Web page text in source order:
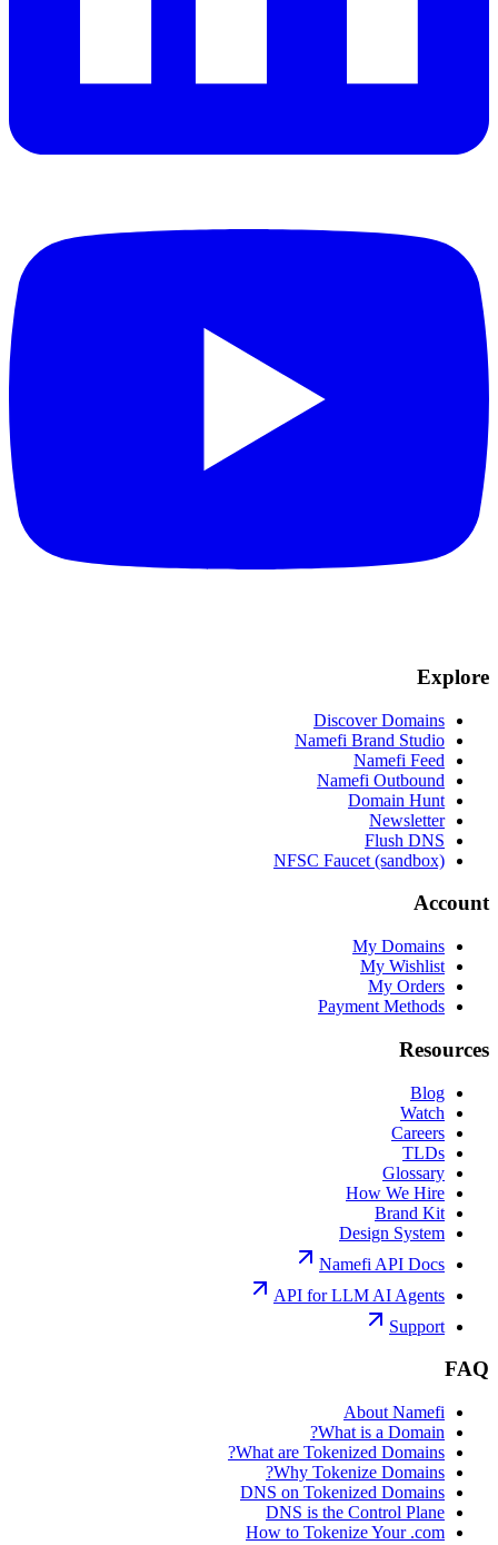
Explore
Discover Domains
Namefi Brand Studio
Namefi Feed
Namefi Outbound
Domain Hunt
Newsletter
Flush DNS
NFSC Faucet (sandbox)
Account
My Domains
My Wishlist
My Orders
Payment Methods
Resources
Blog
Watch
Careers
TLDs
Glossary
How We Hire
Brand Kit
Design System
Namefi API Docs
API for LLM AI Agents
Support
FAQ
About Namefi
What is a Domain?
What are Tokenized Domains?
Why Tokenize Domains?
DNS on Tokenized Domains
DNS is the Control Plane
How to Tokenize Your .com